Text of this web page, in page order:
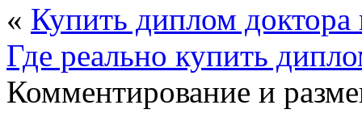
« Купить диплом доктора
Где реально купить
Комментирование и